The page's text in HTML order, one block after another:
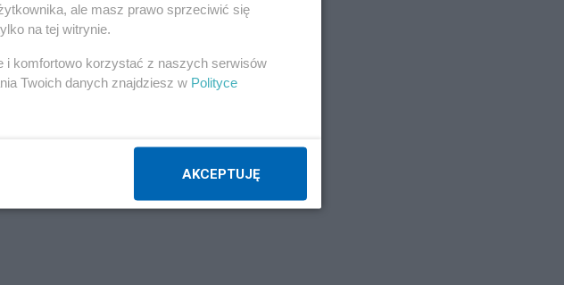
ale masz prawo sprzeciwić się
na tej witrynie.
i komfortowo korzystać z naszych serwisów
Twoich danych znajdziesz w Polityce
AKCEPTUJĘ